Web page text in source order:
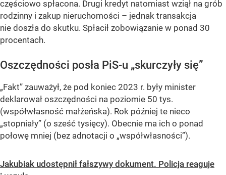
częściowo spłacona. Drugi kredyt natomiast wziął na grób
rodzinny i zakup nieruchomości – jednak transakcja
nie doszła do skutku. Spłacił zobowiązanie w ponad 30
procentach.
Oszczędności posła PiS-u „skurczyły się”
„Fakt” zauważył, że pod koniec 2023 r. były minister
deklarował oszczędności na poziomie 50 tys.
(współwłasność małżeńska). Rok później te nieco
„stopniały” (o sześć tysięcy). Obecnie ma ich o ponad
połowę mniej (bez adnotacji o „współwłasności”).
Jakubiak udostępnił fałszywy dokument. Policja reaguje